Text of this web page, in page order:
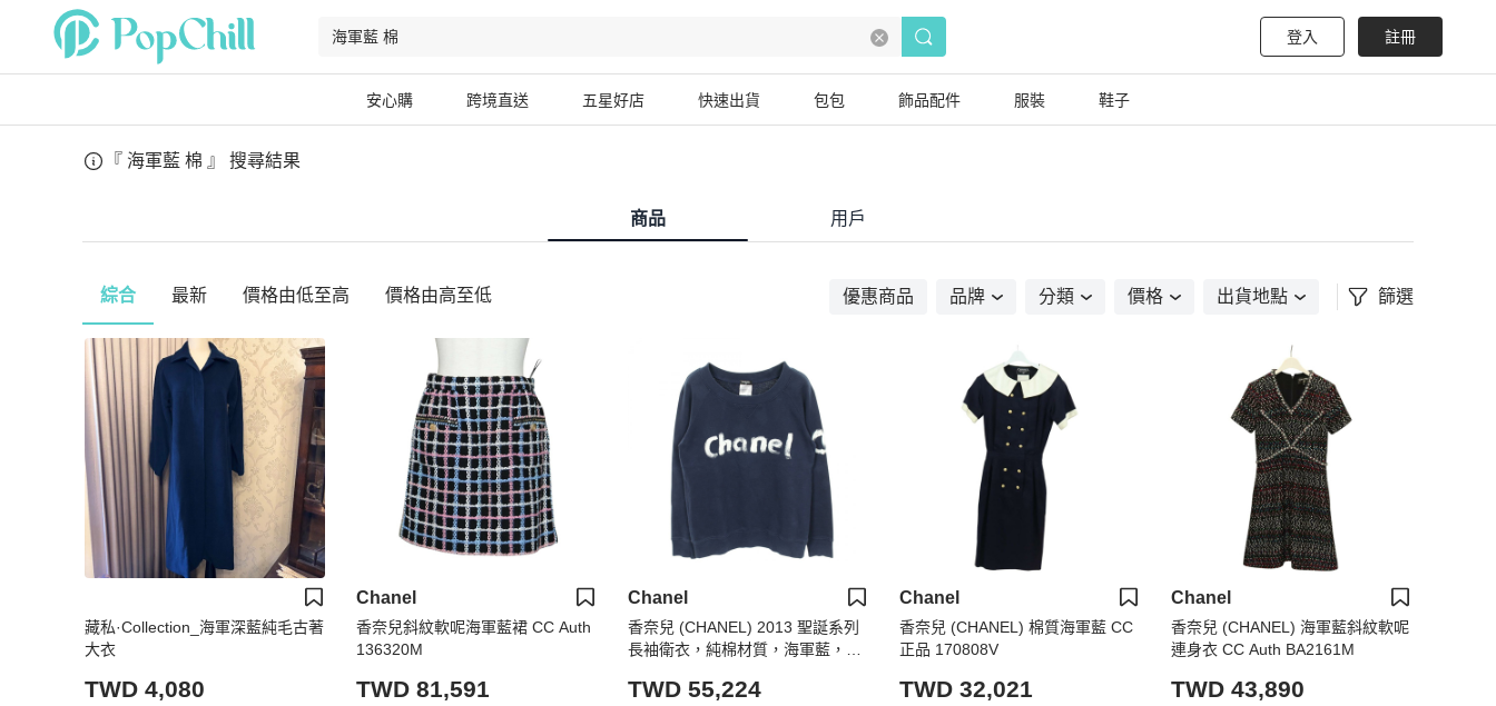
登入 註冊
安心購 跨境直送 五星好店 快速出貨 包包 飾品配件 服裝 鞋子
『 海軍藍 棉 』 搜尋結果
商品 用戶
綜合 最新 價格由低至高 價格由高至低 優惠商品 品牌 分類 價格 出貨地點 篩選
藏私·Collection_海軍深藍純毛古著
大衣
TWD 4,080
Chanel
香奈兒斜紋軟呢海軍藍裙 CC Auth
136320M
TWD 81,591
Chanel
香奈兒 (CHANEL) 2013 聖誕系列
長袖衛衣，純棉材質，海軍藍，二
TWD 55,224
Chanel
香奈兒 (CHANEL) 棉質海軍藍 CC
正品 170808V
TWD 32,021
Chanel
香奈兒 (CHANEL) 海軍藍斜紋軟呢
連身衣 CC Auth BA2161M
TWD 43,890